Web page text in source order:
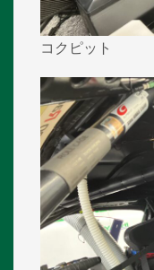
コクピット